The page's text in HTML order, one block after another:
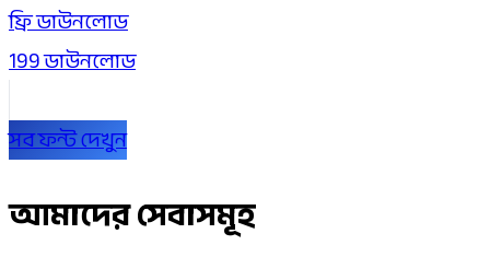
ফ্রিডাউনলোড
199 ডাউনলোড
সব ফন্ট দেখুন
আমাদের সেবাসমূহ